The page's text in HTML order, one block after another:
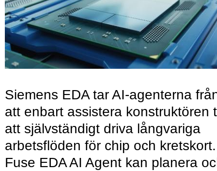
Siemens EDA tar AI-agenterna
att enbart assistera konstruktören
att självständigt driva långvariga
arbetsflöden för chip och kretskort.
Fuse EDA AI Agent kan planera